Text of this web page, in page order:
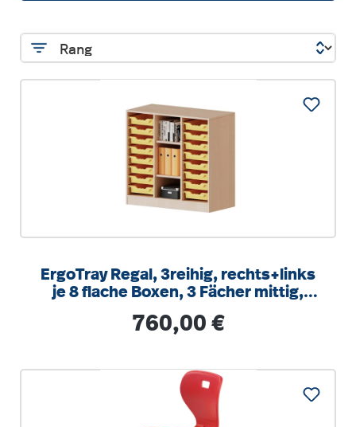
ErgoTray Regal, 3reihig, rechts+links
je 8 flache Boxen, 3 Fächer mittig,
Regulärer Preis:
760,00 €